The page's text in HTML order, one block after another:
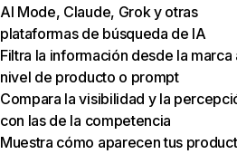
AI Mode, Claude, Grok y otras
plataformas de búsqueda de IA
Filtra la información desde la marca
nivel de producto o prompt
Compara la visibilidad y la
con las de la competencia
Muestra cómo aparecen tus